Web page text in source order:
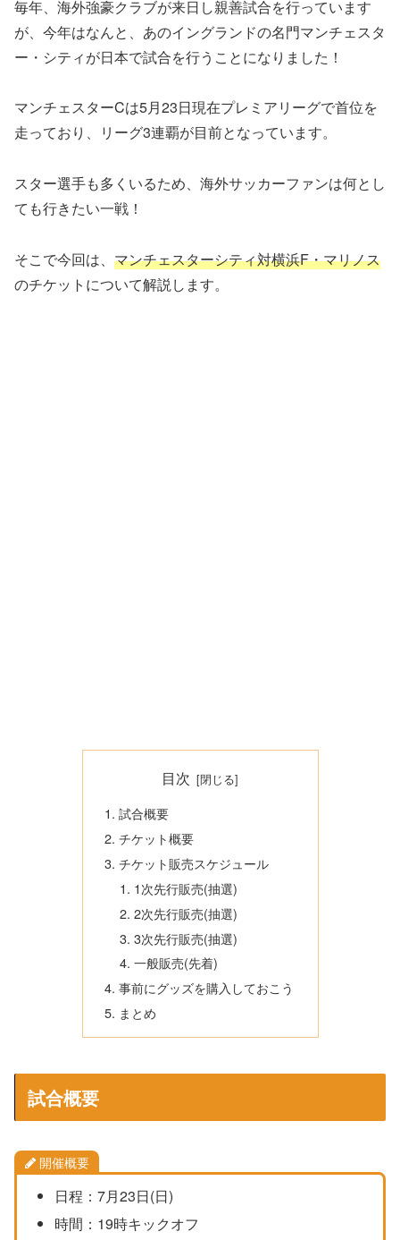
毎年、海外強豪クラブが来日し親善試合を行っています
が、今年はなんと、あのイングランドの名門マンチェスタ
ー・シティが日本で試合を行うことになりました！
マンチェスターCは5月23日現在プレミアリーグで首位を
走っており、リーグ3連覇が目前となっています。
スター選手も多くいるため、海外サッカーファンは何とし
ても行きたい一戦！
そこで今回は、 マンチェスターシティ対横浜F・マリノス
のチケットについて解説します。
目次
試合概要
チケット概要
チケット販売スケジュール
1次先行販売(抽選)
2次先行販売(抽選)
3次先行販売(抽選)
一般販売(先着)
事前にグッズを購入しておこう
まとめ
試合概要
開催概要
日程：7月23日(日)
時間：19時キックオフ